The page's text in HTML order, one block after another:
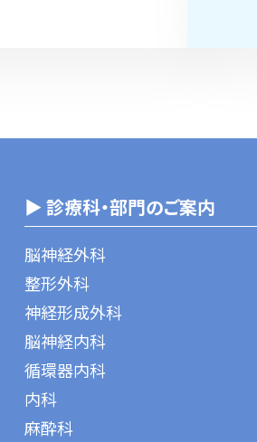
▶ 診療科・部門のご案内
脳神経外科
整形外科
神経形成外科
脳神経内科
循環器内科
内科
麻酔科